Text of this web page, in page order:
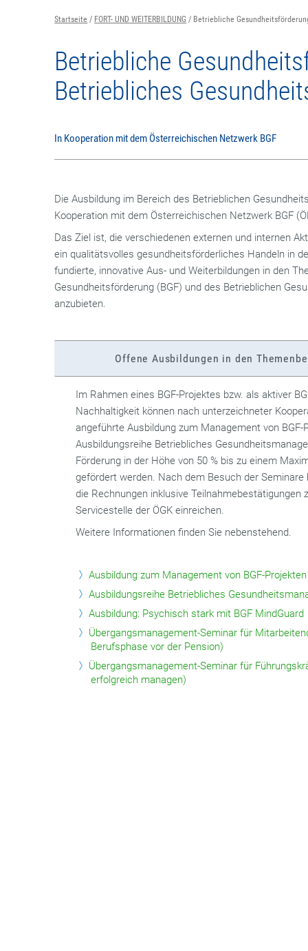
Startseite FORT- UND WEITERBILDUNG Betriebliche
Betriebliche
Betriebliches
In Kooperation mit dem Österreichischen Netzwerk BGF
Die Ausbildung im Bereich des Betrieblichen
Kooperation mit dem Österreichischen Netzwerk BGF
Das Ziel ist, die verschiedenen externen und internen
ein qualitätsvolles gesundheitsförderliches Handeln in
fundierte, innovative Aus- und Weiterbildungen in den
Gesundheitsförderung (BGF) und des Betrieblichen
anzubieten.
Offene Ausbildungen in den
Im Rahmen eines BGF-Projektes bzw. als aktiver
Nachhaltigkeit können nach unterzeichneter
angeführte Ausbildung zum Management von BGF-
Ausbildungsreihe Betriebliches
Förderung in der Höhe von 50 % bis zu einem
gefördert werden. Nach dem Besuch der Seminare
die Rechnungen inklusive Teilnahmebestätigungen
Servicestelle der ÖGK einreichen.
Weitere Informationen finden Sie nebenstehend.
Ausbildung zum Management von BGF-Projekten
Ausbildungsreihe Betriebliches
Ausbildung: Psychisch stark mit BGF MindGuard
Übergangsmanagement-Seminar für
Berufsphase vor der Pension)
Übergangsmanagement-Seminar für
erfolgreich managen)